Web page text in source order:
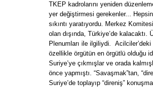
TKEP kadrolarını yeniden
yer değiştirmesi gerekenler...
sıkıntı yaratıyordu. Merkez
olan dışında, Türkiye’de kalacaktı.
Plenumları ile ilgiliydi.
özellikle örgütün en örgütlü olduğu
Suriye’ye çıkmışlar ve orada
önce yapmıştı. “Savaşmak”tan,
Suriye’de toplayıp “direniş”